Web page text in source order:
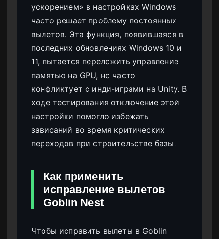
ускорением» в настройках Windows
часто решает проблему постоянных
вылетов. Эта функция, появившаяся в
последних обновлениях Windows 10 и
11, пытается переложить управление
памятью на GPU, но часто
конфликтует с инди-играми на Unity. В
ходе тестирования отключение этой
настройки помогло избежать
зависаний во время критических
переходов при строительстве базы.
Как применить
исправление вылетов
Goblin Nest
Чтобы исправить вылеты в Goblin